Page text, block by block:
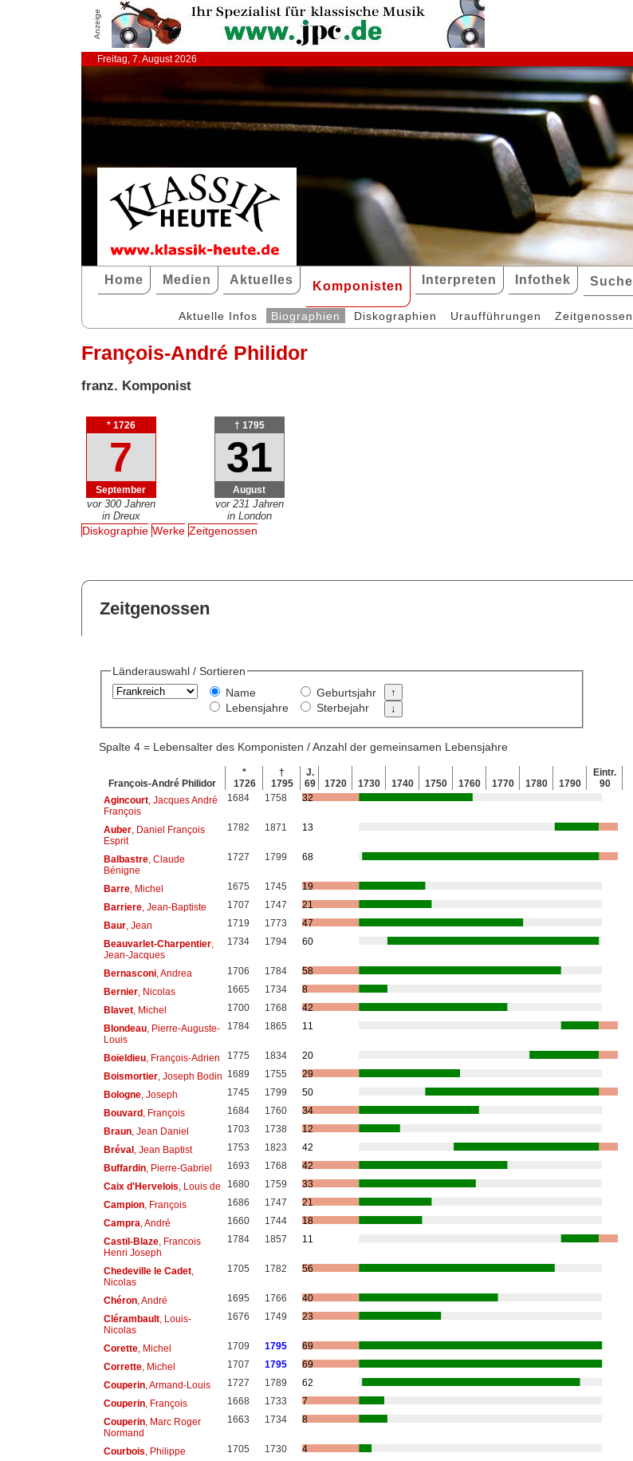
Anzeige
Freitag, 7. August 2026
Home Medien Aktuelles Komponisten Interpreten Infothek Suche
Aktuelle Infos Biographien Diskographien Uraufführungen Zeitgenossen
François-André Philidor
franz. Komponist
* 1726
7
September
vor 300 Jahren
in Dreux
† 1795
31
August
vor 231 Jahren
in London
Diskographie Werke Zeitgenossen
Zeitgenossen
Länderauswahl / Sortieren
Name
Lebensjahre
Geburtsjahr
Sterbejahr
Spalte 4 = Lebensalter des Komponisten / Anzahl der gemeinsamen Lebensjahre
François-André Philidor
*
1726
†
1795
J.
69
1720 1730 1740 1750 1760 1770 1780 1790
Eintr.
90
Agincourt, Jacques André
François
1684 1758 32
Auber, Daniel François
Esprit
1782 1871 13
Balbastre, Claude
Bénigne
1727 1799 68
Barre, Michel 1675 1745
19
Barriere, Jean-Baptiste 1707 1747
21
Baur, Jean 1719 1773
47
Beauvarlet-Charpentier,
Jean-Jacques
1734 1794 60
Bernasconi, Andrea 1706 1784
58
Bernier, Nicolas 1665 1734
8
Blavet, Michel 1700 1768
42
Blondeau, Pierre-Auguste-
Louis
1784 1865 11
Boïeldieu, François-Adrien 1775 1834
20
Boismortier, Joseph Bodin 1689 1755
29
Bologne, Joseph 1745 1799
50
Bouvard, François 1684 1760
34
Braun, Jean Daniel 1703 1738
12
Bréval, Jean Baptist 1753 1823
42
Buffardin, Pierre-Gabriel 1693 1768
42
Caix d'Hervelois , Louis de 1680 1759
33
Campion, François 1686 1747
21
Campra , André 1660 1744
18
Castil-Blaze, Francois
Henri Joseph
1784 1857 11
Chedeville le Cadet,
Nicolas
1705 1782 56
Chéron, André 1695 1766
40
Clérambault, Louis-
Nicolas
1676 1749 23
Corette, Michel 1709 1795
69
Corrette, Michel 1707 1795
69
Couperin, Armand-Louis 1727 1789
62
Couperin, François 1668 1733
7
Couperin, Marc Roger
Normand
1663 1734 8
Courbois , Philippe 1705 1730
4